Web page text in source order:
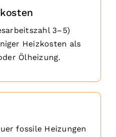
3–5)
Heizkosten als
Ölheizung.
fossile Heizungen